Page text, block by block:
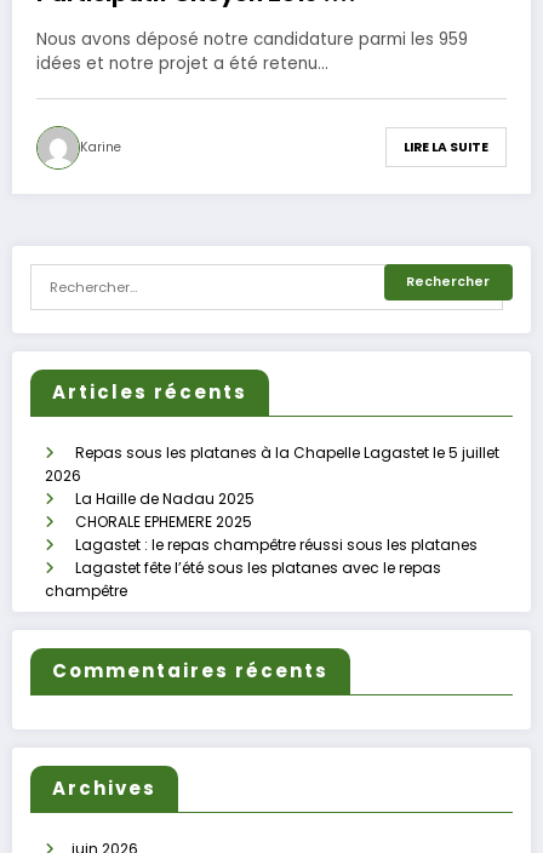
Nous avons déposé notre candidature parmi les 959
idées et notre projet a été retenu…
Karine LIRE LA SUITE
Articles récents
Repas sous les platanes à la Chapelle Lagastet le 5 juillet
2026
La Haille de Nadau 2025
CHORALE EPHEMERE 2025
Lagastet : le repas champêtre réussi sous les platanes
Lagastet fête l’été sous les platanes avec le repas
champêtre
Commentaires récents
Archives
juin 2026